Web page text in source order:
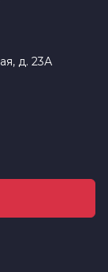
д. 23А